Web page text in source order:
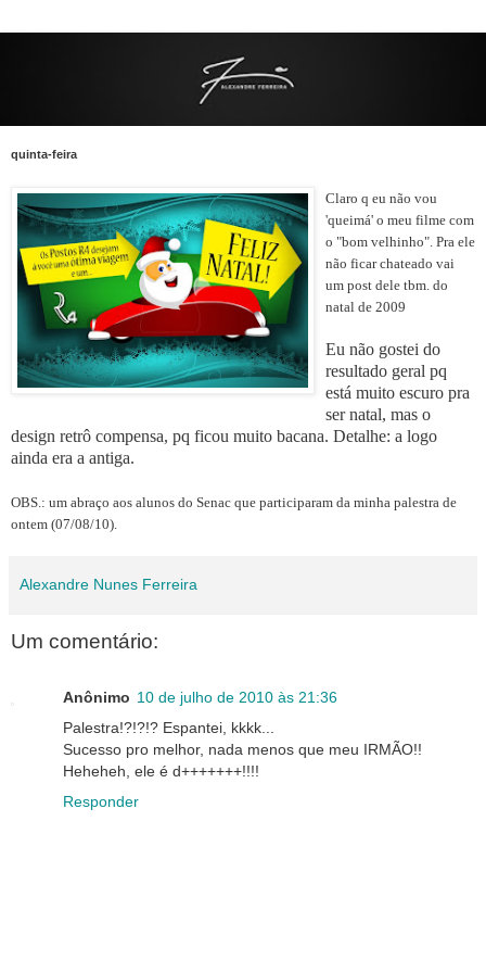
quinta-feira
Claro q eu não vou
'queimá' o meu filme com
o "bom velhinho". Pra ele
não ficar chateado vai
um post dele tbm. do
natal de 2009
Eu não gostei do
resultado geral pq
está muito escuro pra
ser natal, mas o
design retrô compensa, pq ficou muito bacana. Detalhe: a logo
ainda era a antiga.
OBS.: um abraço aos alunos do Senac que participaram da minha palestra de
ontem (07/08/10).
Alexandre Nunes Ferreira
Um comentário:
Anônimo 10 de julho de 2010 às 21:36
Palestra!?!?!? Espantei, kkkk...
Sucesso pro melhor, nada menos que meu IRMÃO!!
Heheheh, ele é d+++++++!!!!
Responder